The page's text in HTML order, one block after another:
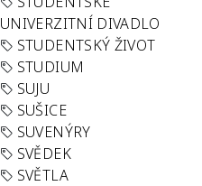
UNIVERZITNÍ DIVADLO
STUDENTSKÝ ŽIVOT
STUDIUM
SUJU
SUŠICE
SUVENÝRY
SVĚDEK
SVĚTLA